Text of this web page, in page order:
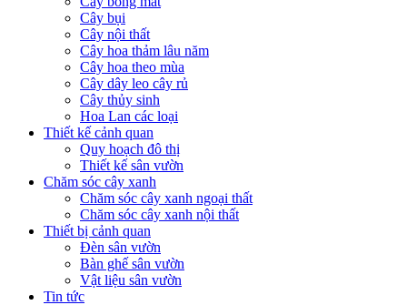
Cây bụi
Cây nội thất
Cây hoa thảm lâu năm
Cây hoa theo mùa
Cây dây leo cây rủ
Cây thủy sinh
Hoa Lan các loại
Thiết kế cảnh quan
Quy hoạch đô thị
Thiết kế sân vườn
Chăm sóc cây xanh
Chăm sóc cây xanh ngoại thất
Chăm sóc cây xanh nội thất
Thiết bị cảnh quan
Đèn sân vườn
Bàn ghế sân vườn
Vật liệu sân vườn
Tin tức